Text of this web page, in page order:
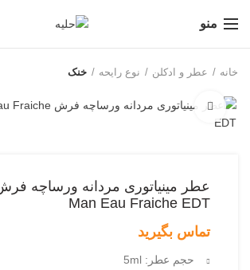
منو
خانه عطر و ادکلن نوع رایحه خنک
بزرگنمایی تصویر
Man Eau Fraiche EDT
تماس بگیرید
حجم عطر: 5ml